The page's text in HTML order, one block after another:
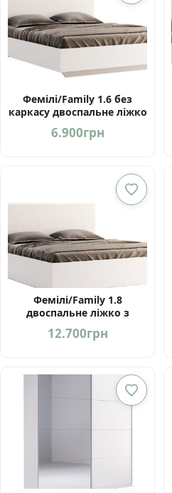
Фемілі/Family 1.6 без
каркасу двоспальне ліжко
від фабрики Мебель-
Сервіс Україна
6.900грн
Фемілі/Family 1.8
двоспальне ліжко з
підйомним механізмом
від МироМарк Україна
12.700грн